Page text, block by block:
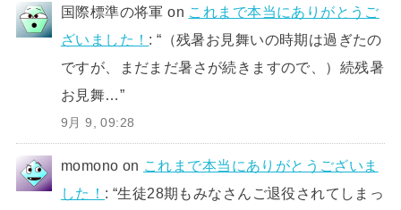
国際標準の将軍 on これまで本当にありがとうご
ざいました！ : “ （残暑お見舞いの時期は過ぎたの
ですが、まだまだ暑さが続きますので、）続残暑
お見舞…”
9月 9, 09:28
momono on これまで本当にありがとうございま
した！ : “生徒28期もみなさんご退役されてしまっ